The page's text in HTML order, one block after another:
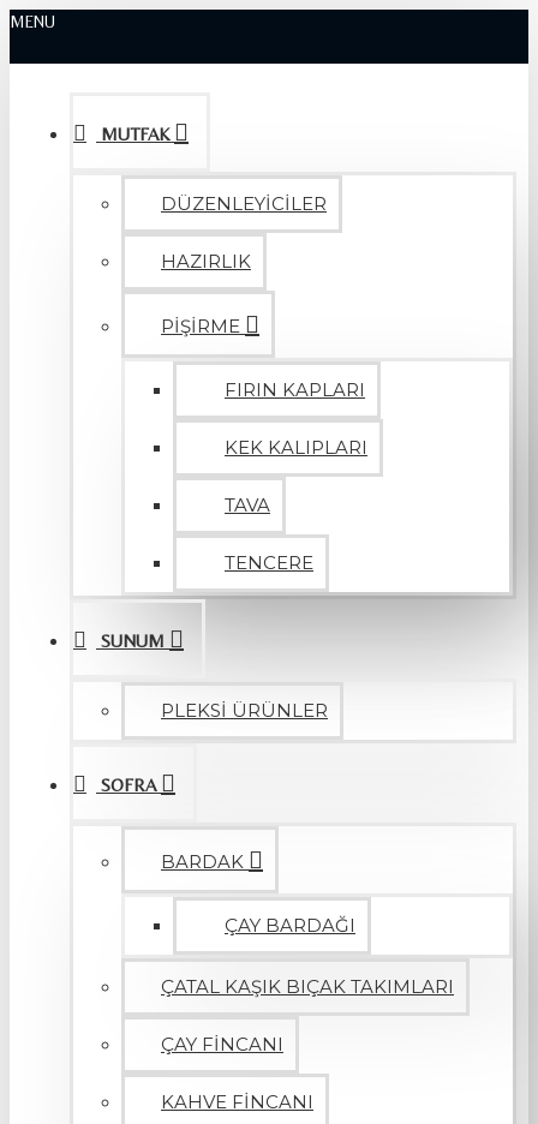
MENU
MUTFAK
DÜZENLEYİCİLER
HAZIRLIK
PİŞİRME
FIRIN KAPLARI
KEK KALIPLARI
TAVA
TENCERE
SUNUM
PLEKSİ ÜRÜNLER
SOFRA
BARDAK
ÇAY BARDAĞI
ÇATAL KAŞIK BIÇAK TAKIMLARI
ÇAY FİNCANI
KAHVE FİNCANI